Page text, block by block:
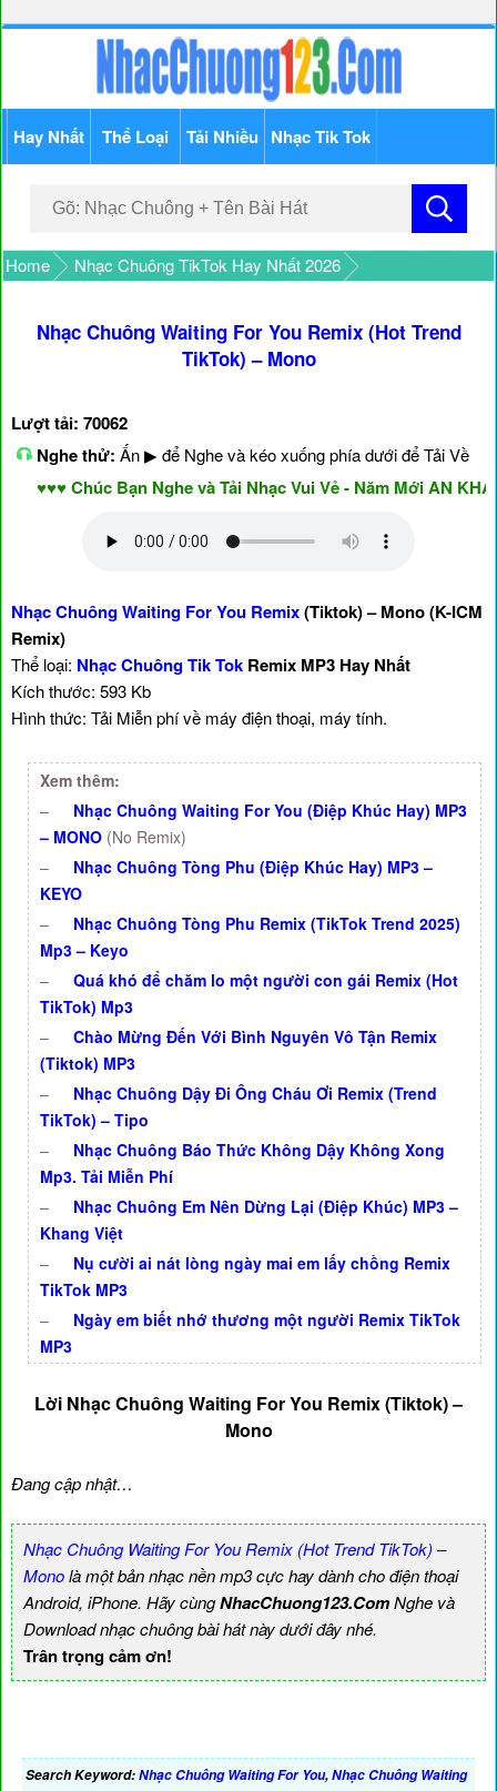
Hay Nhất Thể Loại Tải Nhiều Nhạc Tik Tok
Home Nhạc Chuông TikTok Hay Nhất 2026
Nhạc Chuông Waiting For You Remix (Hot Trend
TikTok) – Mono
Lượt tải: 70062
Nghe thử: Ấn ▶ để Nghe và kéo xuống phía dưới để Tải Về
♥♥♥ Chúc Bạn Nghe và Tải Nhạc Vui Vẻ - Năm Mới AN KHANG
Nhạc Chuông Waiting For You Remix(Tiktok) – Mono (K-ICM
Remix)
Thể loại: Nhạc Chuông Tik Tok Remix MP3 Hay Nhất
Kích thước: 593 Kb
Hình thức: Tải Miễn phí về máy điện thoại, máy tính.
Xem thêm:
–
Nhạc Chuông Waiting For You (Điệp Khúc Hay) MP3
– MONO (No Remix)
–
Nhạc Chuông Tòng Phu (Điệp Khúc Hay) MP3 –
KEYO
–
Nhạc Chuông Tòng Phu Remix (TikTok Trend 2025)
Mp3 – Keyo
–
Quá khó để chăm lo một người con gái Remix (Hot
TikTok) Mp3
–
Chào Mừng Đến Với Bình Nguyên Vô Tận Remix
(Tiktok) MP3
–
Nhạc Chuông Dậy Đi Ông Cháu Ơi Remix (Trend
TikTok) – Tipo
–
Nhạc Chuông Báo Thức Không Dậy Không Xong
Mp3. Tải Miễn Phí
–
Nhạc Chuông Em Nên Dừng Lại (Điệp Khúc) MP3 –
Khang Việt
–
Nụ cười ai nát lòng ngày mai em lấy chồng Remix
TikTok MP3
–
Ngày em biết nhớ thương một người Remix TikTok
MP3
Lời Nhạc Chuông Waiting For You Remix (Tiktok) –
Mono
Đang cập nhật…
Nhạc Chuông Waiting For You Remix (Hot Trend TikTok) –
Monolà một bản nhạc nền mp3 cực hay dành cho điện thoại
Android, iPhone. Hãy cùngNhacChuong123.ComNghe và
Download nhạc chuông bài hát này dưới đây nhé.
Trân trọng cảm ơn!
Search Keyword:Nhạc Chuông Waiting For You,Nhạc Chuông Waiting